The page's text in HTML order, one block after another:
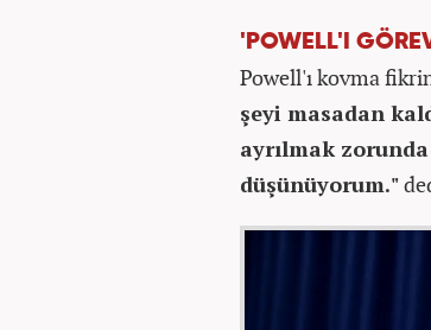
'POWELL'I
Powell'ı kovma
şeyi masadan
ayrılmak zorunda
düşünüyorum."